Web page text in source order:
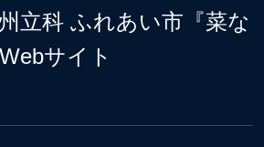
立科 ふれあい市『菜な
サイト